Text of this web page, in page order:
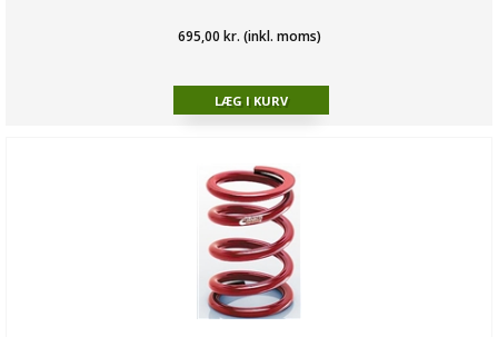
695,00 kr. (inkl. moms)